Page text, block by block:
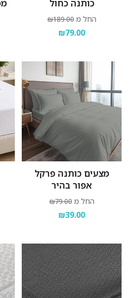
כותנה כחול
החל מ ₪189.00
₪79.00
מצעים כותנה פרקל
אפור בהיר
החל מ ₪79.00
₪39.00